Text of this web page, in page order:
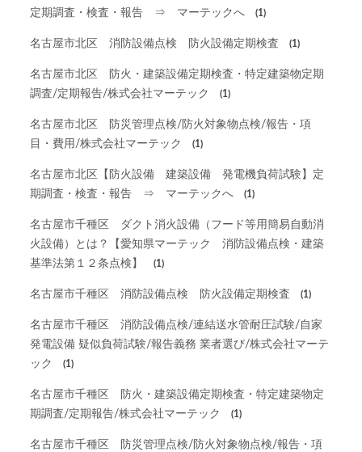
定期調査・検査・報告 ⇒ マーテックへ
(1)
名古屋市北区 消防設備点検 防火設備定期検査 (1)
名古屋市北区 防火・建築設備定期検査・特定建築物定期
調査/定期報告/株式会社マーテック
(1)
名古屋市北区 防災管理点検/防火対象物点検/報告・項
目・費用/株式会社マーテック
(1)
名古屋市北区【防火設備 建築設備 発電機負荷試験】定
期調査・検査・報告 ⇒ マーテックへ
(1)
名古屋市千種区 ダクト消火設備（フード等用簡易自動消
火設備）とは？【愛知県マーテック 消防設備点検・建築
基準法第１２条点検】
(1)
名古屋市千種区 消防設備点検 防火設備定期検査 (1)
名古屋市千種区 消防設備点検/連結送水管耐圧試験/自家
発電設備 疑似負荷試験/報告義務 業者選び/株式会社マーテ
ック
(1)
名古屋市千種区 防火・建築設備定期検査・特定建築物定
期調査/定期報告/株式会社マーテック
(1)
名古屋市千種区 防災管理点検/防火対象物点検/報告・項